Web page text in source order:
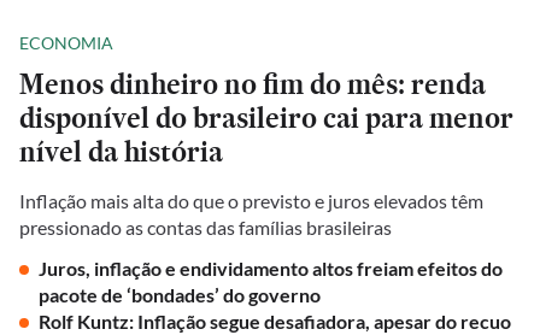
ECONOMIA
Menos dinheiro no fim do mês: renda
disponível do brasileiro cai para menor
nível da história
Inflação mais alta do que o previsto e juros elevados têm
pressionado as contas das famílias brasileiras
Juros, inflação e endividamento altos freiam efeitos do
pacote de ‘bondades’ do governo
Rolf Kuntz: Inflação segue desafiadora, apesar do recuo